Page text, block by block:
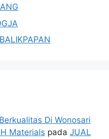
Di Wonosari
Materials pada JUAL